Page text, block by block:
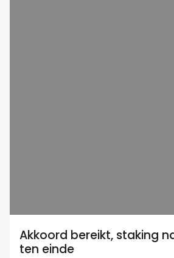
Akkoord bereikt, staking
ten einde